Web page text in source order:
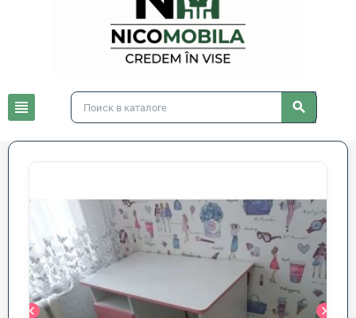
view_headline search
chevron_left chevron_right